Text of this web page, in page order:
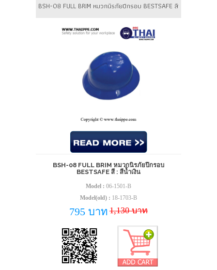
BSH-08 FULL BRIM หมวกนิรภัยปีกรอบ BESTSAFE สี : สีน้ำเงิน
BSH-08 FULL BRIM หมวกนิรภัยปีกรอบ
BESTSAFE สี : สีน้ำเงิน
Model : 06-1501-B
Model(old) : 18-1703-B
795 บาท 1,130 บาท